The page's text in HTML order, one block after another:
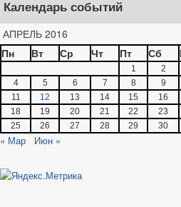
Календарь событий
АПРЕЛЬ 2016
Пн
Вт Ср Чт Пт Сб
1 2
4
5 6 7 8 9
11
12 13 14 15 16
18
19 20 21 22 23
25
26 27 28 29 30
« Мар Июн »